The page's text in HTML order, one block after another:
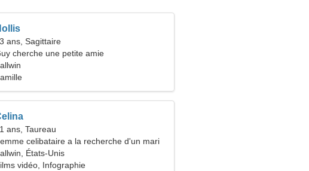
ans, Sagittaire
cherche une petite amie
ans, Taureau
celibataire a la recherche d'un mari
43
États-Unis
vidéo, Infographie